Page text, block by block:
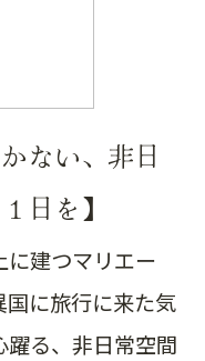
ない、非日
日を】
に建つマリエー
に旅行に来た気
る、非日常空間